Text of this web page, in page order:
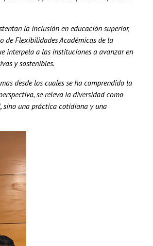
la inclusión en educación superior,
de Flexibilidades Académicas de la
interpela a las instituciones a avanzar en
y sostenibles.
desde los cuales se ha comprendido la
se releva la diversidad como
sino una práctica cotidiana y una